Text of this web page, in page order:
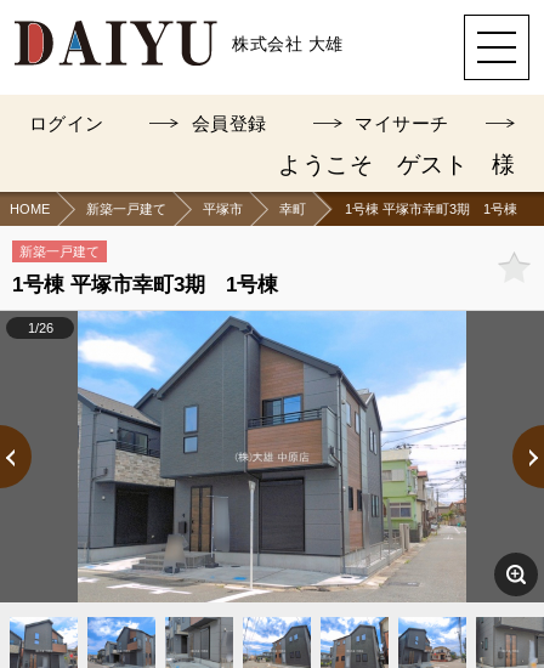
株式会社 大雄
ログイン 会員登録 マイサーチ
ようこそ ゲスト 様
HOME 新築一戸建て 平塚市 幸町 1号棟 平塚市幸町3期 1号棟
新築一戸建て
1号棟 平塚市幸町3期 1号棟
1/26